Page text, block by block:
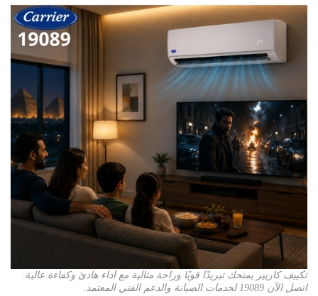
تكييف كاريير يمنحك تبريدًا قويًا وراحة مثالية مع أداء هادئ وكفاءة عالية.
اتصل الآن 19089 لخدمات الصيانة والدعم الفني المعتمد.